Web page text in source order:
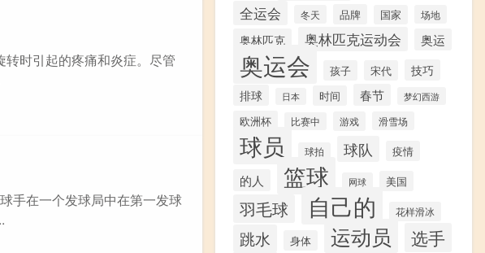
时引起的疼痛和炎症。尽管
手在一个发球局中在第一发球
全运会 冬天 品牌 国家 场地
奥林匹克 奥林匹克运动会 奥运
奥运会 孩子 宋代
技巧
排球
日本 时间 春节 梦幻西游
欧洲杯 比赛中 游戏 滑雪场
球员 球拍 球队 疫情
的人 篮球 网球 美国
羽毛球 自己的 花样滑冰
跳水 身体 运动员 选手